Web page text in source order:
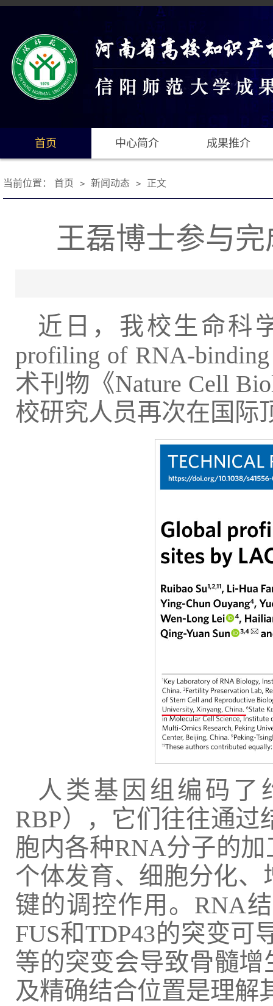
首页 中心简介 成果推介
当前位置： 首页 > 新闻动态 > 正文
王磊博士参与
近日，我校生命科
profiling of RNA-
术刊物《Nature Cell
校研究人员再次在国际
人类基因组编码了
RBP），它们往往通
胞内各种RNA分子的
个体发育、细胞分化
键的调控作用。RNA
FUS和TDP43的突变可
等的突变会导致骨髓
及精确结合位置是理解